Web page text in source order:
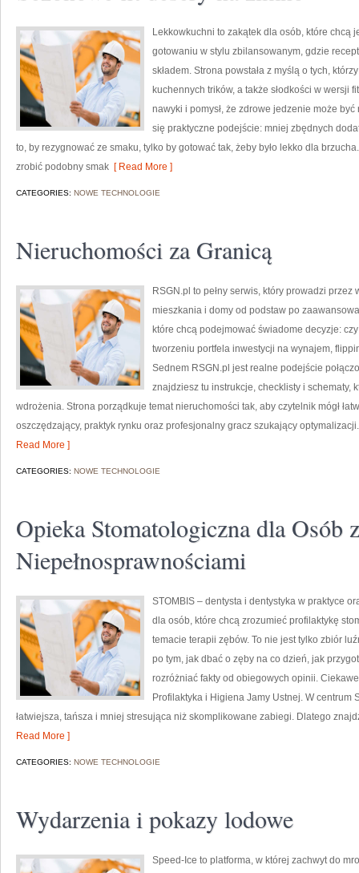
Lekkowkuchni to zakątek dla osób, które chcą
gotowaniu w stylu zbilansowanym, gdzie
składem. Strona powstała z myślą o tych,
kuchennych trików, a także słodkości w wersji
nawyki i pomysł, że zdrowe jedzenie może
się praktyczne podejście: mniej zbędnych
to, by rezygnować ze smaku, tylko by gotować tak, żeby było lekko dla
zrobić podobny smak [ Read More ]
CATEGORIES: NOWE TECHNOLOGIE
Nieruchomości za Granicą
RSGN.pl to pełny serwis, który prowadzi
mieszkania i domy od podstaw po
które chcą podejmować świadome decyzje:
tworzeniu portfela inwestycji na wynajem,
Sednem RSGN.pl jest realne podejście
znajdziesz tu instrukcje, checklisty i schematy,
wdrożenia. Strona porządkuje temat nieruchomości tak, aby czytelnik mógł
oszczędzający, praktyk rynku oraz profesjonalny gracz szukający
Read More ]
CATEGORIES: NOWE TECHNOLOGIE
Opieka Stomatologiczna dla Osób z
Niepełnosprawnościami
STOMBIS – dentysta i dentystyka w praktyce
dla osób, które chcą zrozumieć profilaktykę
temacie terapii zębów. To nie jest tylko zbiór
po tym, jak dbać o zęby na co dzień, jak
rozróżniać fakty od obiegowych opinii.
Profilaktyka i Higiena Jamy Ustnej. W
łatwiejsza, tańsza i mniej stresująca niż skomplikowane zabiegi. Dlatego
Read More ]
CATEGORIES: NOWE TECHNOLOGIE
Wydarzenia i pokazy lodowe
Speed-Ice to platforma, w której zachwyt do